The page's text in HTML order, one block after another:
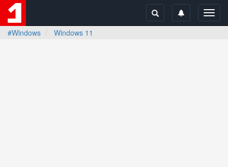
#Windows
Windows 11